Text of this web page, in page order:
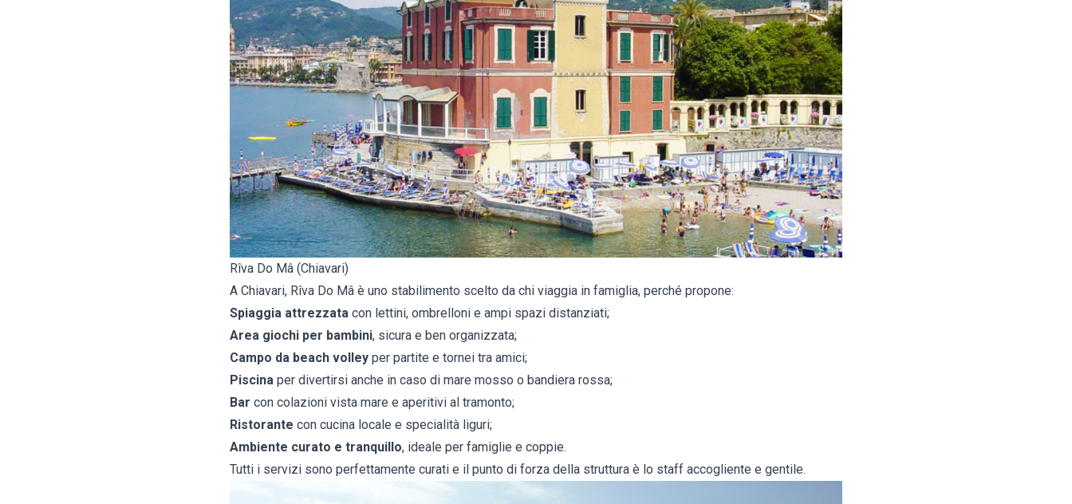
Rîva Do Mâ (Chiavari)
A Chiavari, Rîva Do Mâ è uno stabilimento scelto da chi viaggia in famiglia, perché propone:
Spiaggia attrezzata con lettini, ombrelloni e ampi spazi distanziati;
Area giochi per bambini, sicura e ben organizzata;
Campo da beach volley per partite e tornei tra amici;
Piscina per divertirsi anche in caso di mare mosso o bandiera rossa;
Bar con colazioni vista mare e aperitivi al tramonto;
Ristorante con cucina locale e specialità liguri;
Ambiente curato e tranquillo, ideale per famiglie e coppie.
Tutti i servizi sono perfettamente curati e il punto di forza della struttura è lo staff accogliente e gentile.